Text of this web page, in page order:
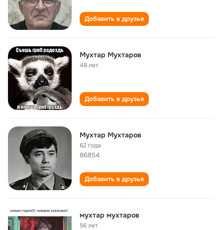
Добавить в друзья
Мухтар Мухтаров
48 лет
Добавить в друзья
Мухтар Мухтаров
62 года
86854
Добавить в друзья
мухтар мухтаров
56 лет